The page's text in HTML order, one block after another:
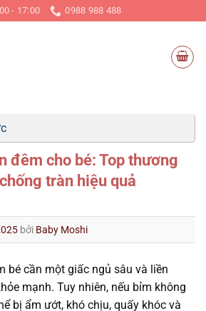
- 17:00 0988 988 488
đêm cho bé: Top thương
tràn hiệu quả
bởi Baby Moshi
bé cần một giấc ngủ sâu và liền
mạnh. Tuy nhiên, nếu bỉm không
bị ẩm ướt, khó chịu, quấy khóc và